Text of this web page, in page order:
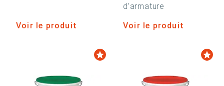
Voir le produit
d’armature
Voir le produit